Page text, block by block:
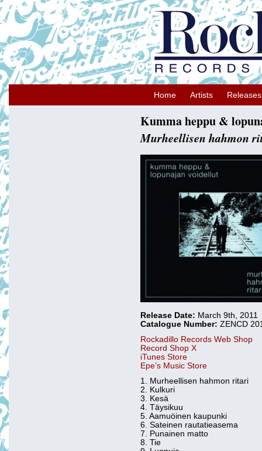
Home Artists Releases
Kumma heppu &
Murheellisen hahmon
Release Date: March 9th, 2011
Catalogue Number: ZENCD
Rockadillo Records Web Shop
Record Shop X
iTunes Store
Epe’s Music Store
1. Murheellisen hahmon ritari
2. Kulkuri
3. Kesä
4. Täysikuu
5. Aamuöinen kaupunki
6. Sateinen rautatieasema
7. Punainen matto
8. Tie